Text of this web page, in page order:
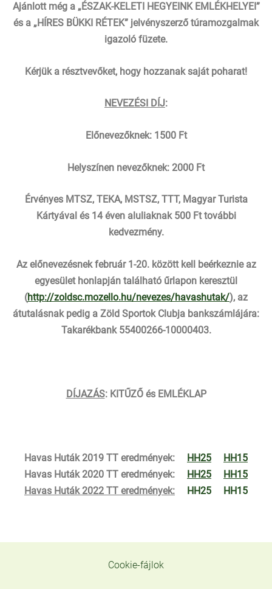
Ajánlott még a „ÉSZAK-KELETI HEGYEINK EMLÉKHELYEI”
és a „HÍRES BÜKKI RÉTEK” jelvényszerző túramozgalmak
igazoló füzete.
Kérjük a résztvevőket, hogy hozzanak saját poharat!
NEVEZÉSI DÍJ:
Előnevezőknek: 1500 Ft
Helyszínen nevezőknek: 2000 Ft
Érvényes MTSZ, TEKA, MSTSZ, TTT, Magyar Turista
Kártyával és 14 éven aluliaknak 500 Ft további
kedvezmény.
Az előnevezésnek február 1-20. között kell beérkeznie az
egyesület honlapján található űrlapon keresztül
(http://zoldsc.mozello.hu/nevezes/havashutak/), az
átutalásnak pedig a Zöld Sportok Clubja bankszámlájára:
Takarékbank 55400266-10000403.
DÍJAZÁS: KITŰZŐ és EMLÉKLAP
Havas Huták 2019 TT eredmények: HH25
HH15
Havas Huták 2020 TT eredmények:
HH25
HH15
Havas Huták 2022 TT eredmények:
HH25 HH15
Cookie-fájlok